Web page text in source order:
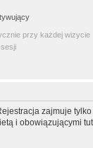
przy każdej wizycie
zajmuje
i obowiązującymi